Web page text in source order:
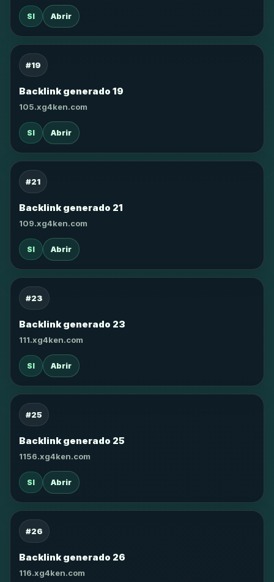
SI Abrir
#19
Backlink generado 19
105.xg4ken.com
SI Abrir
#21
Backlink generado 21
109.xg4ken.com
SI Abrir
#23
Backlink generado 23
111.xg4ken.com
SI Abrir
#25
Backlink generado 25
1156.xg4ken.com
SI Abrir
#26
Backlink generado 26
116.xg4ken.com